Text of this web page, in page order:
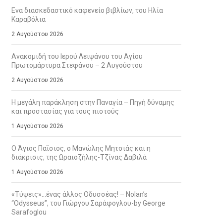
Ενα διασκεδαστικό καφενείο βιβλίων, του Ηλία
Καραβόλια
2 Αυγούστου 2026
Ανακομιδή του Ιερού Λειψάνου του Αγίου
Πρωτομάρτυρα Στεφάνου – 2 Αυγούστου
2 Αυγούστου 2026
Η μεγάλη παράκληση στην Παναγία – Πηγή δύναμης
και προστασίας για τους πιστούς
1 Αυγούστου 2026
Ο Άγιος Παΐσιος, ο Μανώλης Μητσιάς και η
διάκρισις, της Ωραιοζήλης-Τζίνας Δαβιλά
1 Αυγούστου 2026
«Τύψεις»…ένας άλλος Οδυσσέας! – Nolan’s
“Odysseus”, του Γιώργου Σαράφογλου-by George
Sarafoglou